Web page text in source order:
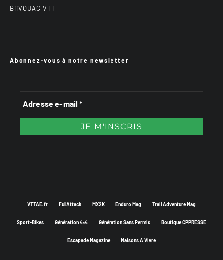
BiiVOUAC VTT
Abonnez-vous à notre newsletter
VTTAE.fr FullAttack MX2K Enduro Mag Trail Adventure Mag
Sport-Bikes Génération 4×4 Génération Sans Permis Boutique CPPRESSE
Escapade Magazine Maisons A Vivre